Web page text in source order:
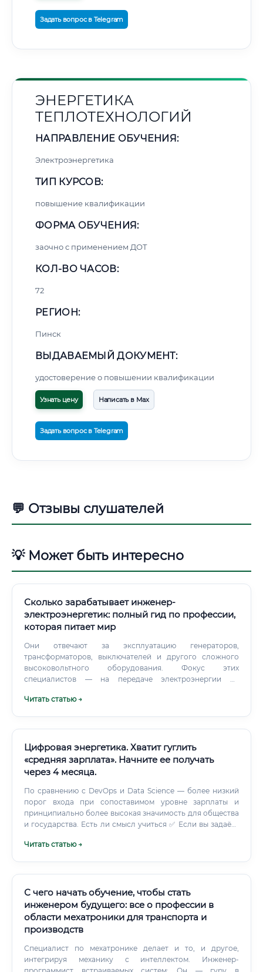
Задать вопрос в Telegram
ЭНЕРГЕТИКА
ТЕПЛОТЕХНОЛОГИЙ
НАПРАВЛЕНИЕ ОБУЧЕНИЯ:
Электроэнергетика
ТИП КУРСОВ:
повышение квалификации
ФОРМА ОБУЧЕНИЯ:
заочно с применением ДОТ
КОЛ-ВО ЧАСОВ:
72
РЕГИОН:
Пинск
ВЫДАВАЕМЫЙ ДОКУМЕНТ:
удостоверение о повышении квалификации
Узнать цену Написать в Max
Задать вопрос в Telegram
💬 Отзывы слушателей
💡 Может быть интересно
Сколько зарабатывает инженер-
электроэнергетик: полный гид по профессии,
которая питает мир
Они отвечают за эксплуатацию генераторов,
трансформаторов, выключателей и другого сложного
высоковольтного оборудования. Фокус этих
специалистов — на передаче электроэнергии на
строительством и обслуживанием воздушных и
Читать статью →
Цифровая энергетика. Хватит гуглить
«средняя зарплата». Начните ее получать
через 4 месяца.
По сравнению с DevOps и Data Science — более низкий
порог входа при сопоставимом уровне зарплаты и
принципиально более высокая значимость для общества
и государства. Есть ли смысл учиться ✅ Если вы задаёте
Читать статью →
С чего начать обучение, чтобы стать
инженером будущего: все о профессии в
области мехатроники для транспорта и
производств
Специалист по мехатронике делает и то, и другое,
интегрируя механику с интеллектом. Инженер-